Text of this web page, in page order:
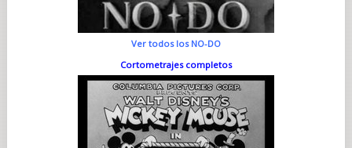
Ver todos los NO-DO
Cortometrajes completos